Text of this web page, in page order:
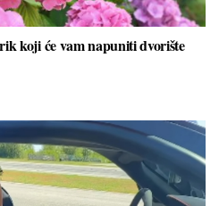
koji će vam napuniti dvorište